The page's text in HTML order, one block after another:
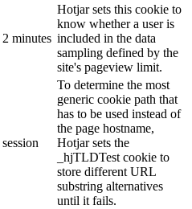
2 minutes
Hotjar sets this cookie to
know whether a user is
included in the data
sampling defined by the
site's pageview limit.
session
To determine the most
generic cookie path that
has to be used instead of
the page hostname,
Hotjar sets the
_hjTLDTest cookie to
store different URL
substring alternatives
until it fails.